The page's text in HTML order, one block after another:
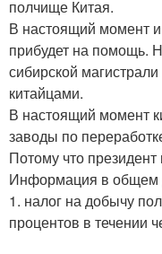
полчище Китая.
В настоящий момент
прибудет на помощь.
сибирской
китайцами.
В настоящий момент
заводы по
Потому что
Информация в общем
1. налог на добычу
процентов в течении